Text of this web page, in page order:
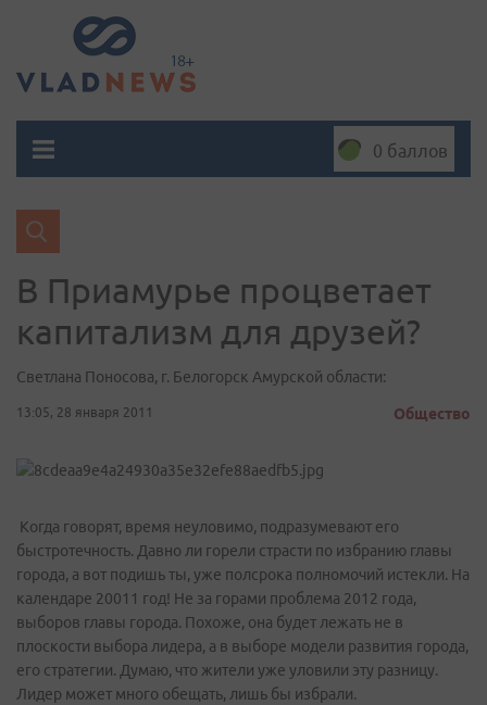
0 баллов
В Приамурье процветает
капитализм для друзей?
Светлана Поносова, г. Белогорск Амурской области:
13:05, 28 января 2011 Общество
Когда говорят, время неуловимо, подразумевают его
быстротечность. Давно ли горели страсти по избранию главы
города, а вот подишь ты, уже полсрока полномочий истекли. На
календаре 20011 год! Не за горами проблема 2012 года,
выборов главы города. Похоже, она будет лежать не в
плоскости выбора лидера, а в выборе модели развития города,
его стратегии. Думаю, что жители уже уловили эту разницу.
Лидер может много обещать, лишь бы избрали.